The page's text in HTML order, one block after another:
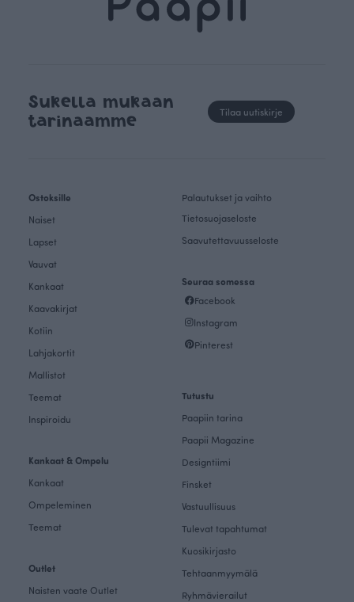
Sukella mukaan
tarinaamme
Tilaa uutiskirje
Ostoksille
Naiset
Lapset
Vauvat
Kankaat
Kaavakirjat
Kotiin
Lahjakortit
Mallistot
Teemat
Inspiroidu
Kankaat & Ompelu
Kankaat
Ompeleminen
Teemat
Outlet
Naisten vaate Outlet
Palautukset ja vaihto
Tietosuojaseloste
Saavutettavuusseloste
Seuraa somessa
Facebook
Instagram
Pinterest
Tutustu
Paapiin tarina
Paapii Magazine
Designtiimi
Finsket
Vastuullisuus
Tulevat tapahtumat
Kuosikirjasto
Tehtaanmyymälä
Ryhmävierailut